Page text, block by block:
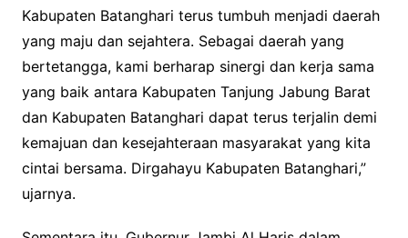
Kabupaten Batanghari terus tumbuh menjadi daerah
yang maju dan sejahtera. Sebagai daerah yang
bertetangga, kami berharap sinergi dan kerja sama
yang baik antara Kabupaten Tanjung Jabung Barat
dan Kabupaten Batanghari dapat terus terjalin demi
kemajuan dan kesejahteraan masyarakat yang kita
cintai bersama. Dirgahayu Kabupaten Batanghari,”
ujarnya.